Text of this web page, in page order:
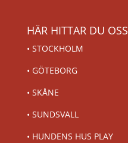
HÄR HITTAR DU OSS
• STOCKHOLM
• GÖTEBORG
• SKÅNE
• SUNDSVALL
• HUNDENS HUS PLAY